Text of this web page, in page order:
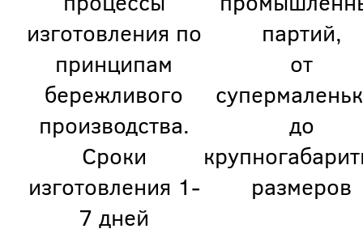
изготовления по
принципам
бережливого
производства.
Сроки
изготовления 1-
7 дней
партий,
от
до
размеров